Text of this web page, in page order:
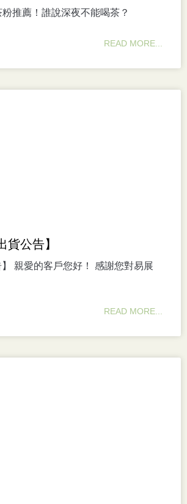
推薦！誰說深夜不能喝茶？
READ MORE...
貨公告】
】 親愛的客戶您好！ 感謝您對易展
READ MORE...